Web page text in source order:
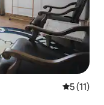
5 de uma
5 (11)